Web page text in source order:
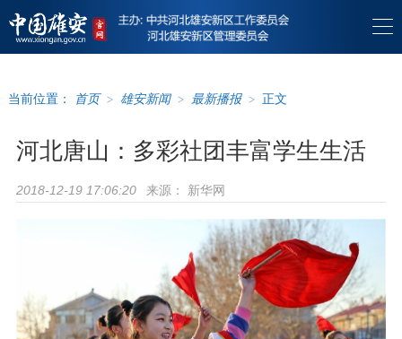
当前位置： 首页 > 雄安新闻 > 最新播报 > 正文
河北唐山：多彩社团丰富学生生活
2018-12-19 17:06:20 来源： 新华网